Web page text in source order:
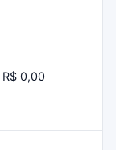
R$ 0,00